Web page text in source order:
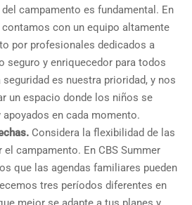
campamento es fundamental. En
contamos con un equipo altamente
por profesionales dedicados a
seguro y enriquecedor para todos
es nuestra prioridad, y nos
un espacio donde los niños se
en cada momento.
Considera la flexibilidad de las
campamento. En CBS Summer
que las agendas familiares pueden
tres períodos diferentes en